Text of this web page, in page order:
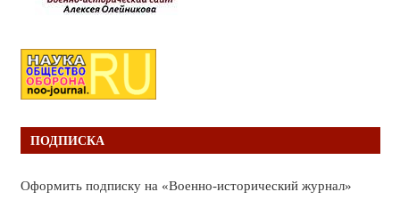
ПОДПИСКА
Оформить подписку на «Военно-исторический журнал»